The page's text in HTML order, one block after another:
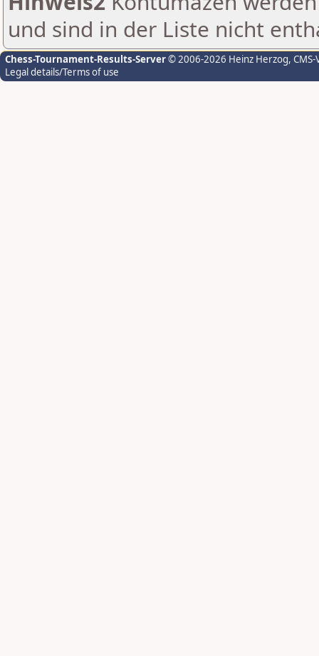
und sind in der Liste nicht
Chess-Tournament-Results-Server© 2006-2026 Heinz Herzog,
Legal details/Terms of use